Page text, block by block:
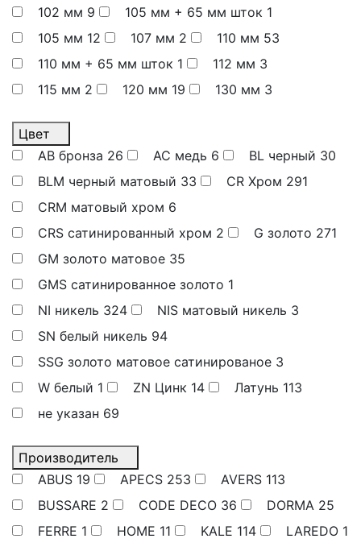
102 мм 9 105 мм + 65 мм шток 1
105 мм 12 107 мм 2 110 мм 53
110 мм + 65 мм шток 1 112 мм 3
115 мм 2 120 мм 19 130 мм 3
Цвет
AB бронза 26 AC медь 6 BL черный 30
BLM черный матовый 33 CR Хром 291
CRM матовый хром 6
CRS сатинированный хром 2 G золото 271
GM золото матовое 35
GMS сатинированное золото 1
NI никель 324 NIS матовый никель 3
SN белый никель 94
SSG золото матовое сатинированое 3
W белый 1 ZN Цинк 14 Латунь 113
не указан 69
Производитель
ABUS 19 APECS 253 AVERS 113
BUSSARE 2 CODE DECO 36 DORMA 25
FERRE 1 HOMЕ 11 KALE 114 LAREDO 1